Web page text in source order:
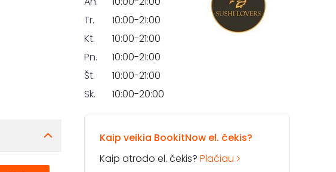
Tr.
10:00-21:00
Kt.
10:00-21:00
Pn.
10:00-21:00
Št.
10:00-21:00
Sk.
10:00-20:00
Kaip veikia BookitNow el. čekis?
Kaip atrodo el. čekis? Plačiau